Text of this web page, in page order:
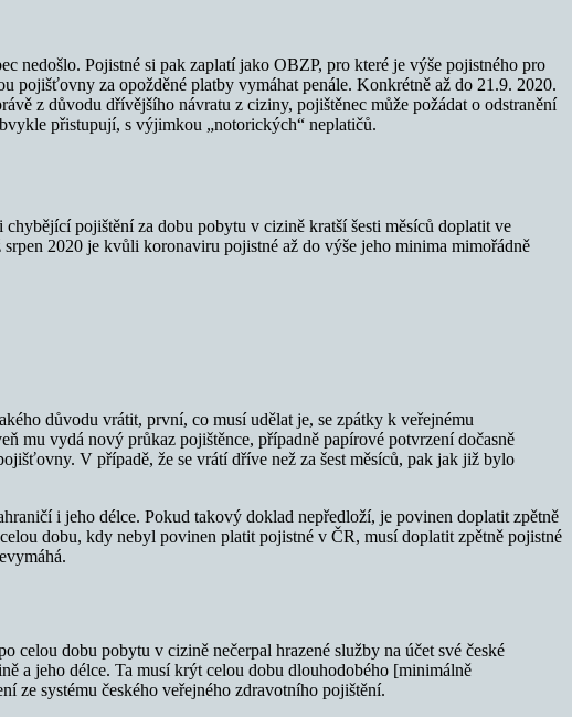
nedošlo. Pojistné si pak zaplatí jako OBZP, pro které je výše pojistného pro
pojišťovny za opožděné platby vymáhat penále. Konkrétně až do 21.9. 2020.
z důvodu dřívějšího návratu z ciziny, pojištěnec může požádat o odstranění
přistupují, s výjimkou „notorických“ neplatičů.
pojištění za dobu pobytu v cizině kratší šesti měsíců doplatit ve
2020 je kvůli koronaviru pojistné až do výše jeho minima mimořádně
důvodu vrátit, první, co musí udělat je, se zpátky k veřejnému
mu vydá nový průkaz pojištěnce, případně papírové potvrzení dočasně
V případě, že se vrátí dříve než za šest měsíců, pak jak již bylo
i jeho délce. Pokud takový doklad nepředloží, je povinen doplatit zpětně
dobu, kdy nebyl povinen platit pojistné v ČR, musí doplatit zpětně pojistné
dobu pobytu v cizině nečerpal hrazené služby na účet své české
a jeho délce. Ta musí krýt celou dobu dlouhodobého [minimálně
ze systému českého veřejného zdravotního pojištění.